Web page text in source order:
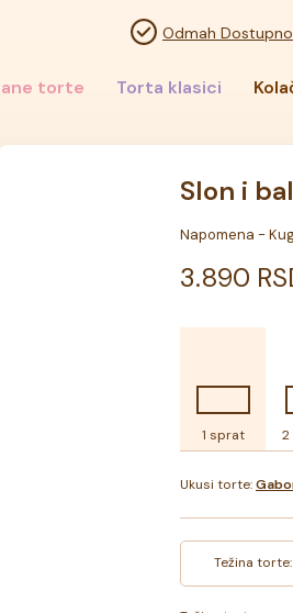
Odmah Dostupno
torte Torta klasici
Slon i
Napomena -
3.890
1 sprat 2
Ukusi torte:
Težina torte: